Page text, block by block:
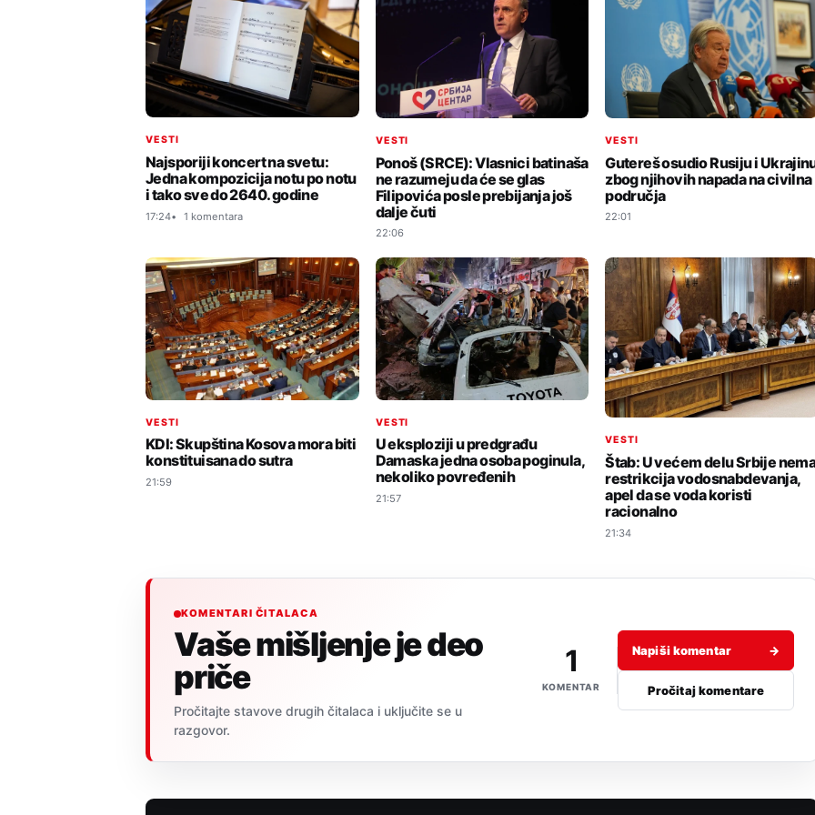
VESTI
Najsporiji koncert na svetu:
Jedna kompozicija notu po notu
i tako sve do 2640. godine
17:24 1 komentara
VESTI
Ponoš (SRCE): Vlasnici batinaša
ne razumeju da će se glas
Filipovića posle prebijanja još
dalje čuti
22:06
VESTI
Gutereš osudio Rusiju i
zbog njihovih napada na civilna
područja
22:01
VESTI
KDI: Skupština Kosova mora biti
konstituisana do sutra
21:59
VESTI
U eksploziji u predgrađu
Damaska jedna osoba poginula,
nekoliko povređenih
21:57
VESTI
Štab: U većem delu Srbije
restrikcija vodosnabdevanja,
apel da se voda koristi
racionalno
21:34
KOMENTARI ČITALACA
Vaše mišljenje je deo
priče
Pročitajte stavove drugih čitalaca i uključite se u
razgovor.
1
KOMENTAR
Napiši komentar →
Pročitaj komentare